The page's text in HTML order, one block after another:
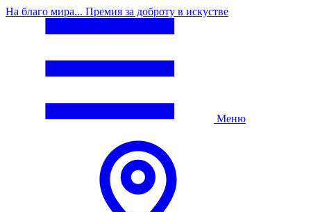
На благо мира... Премия за доброту в искустве
Меню